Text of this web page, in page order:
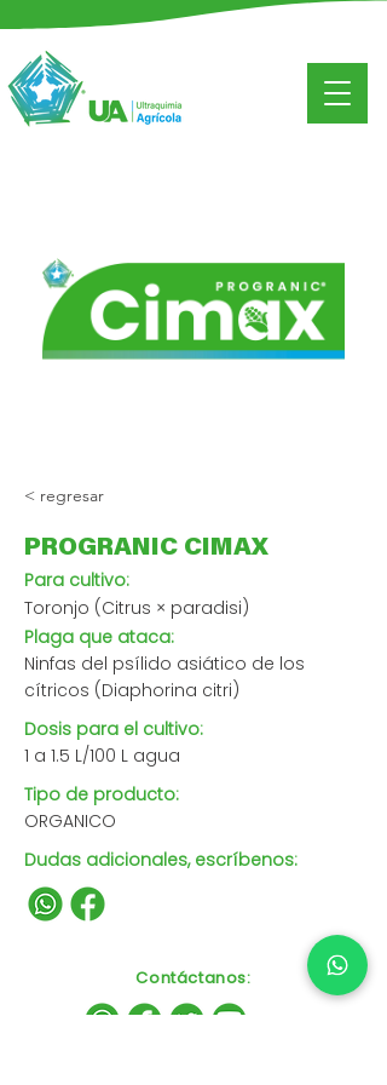
< regresar
PROGRANIC CIMAX
Para cultivo:
Toronjo (Citrus × paradisi)
Plaga que ataca:
Ninfas del psílido asiático de los
cítricos (Diaphorina citri)
Dosis para el cultivo:
1 a 1.5 L/100 L agua
Tipo de producto:
ORGANICO
Dudas adicionales, escríbenos:
Contáctanos: